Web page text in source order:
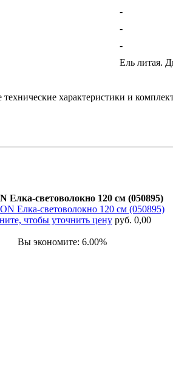
-
-
-
Ель литая.
характеристики и
Елка-световолокно 120 см (050895)
чтобы уточнить цену руб. 0,00
Вы экономите: 6.00%